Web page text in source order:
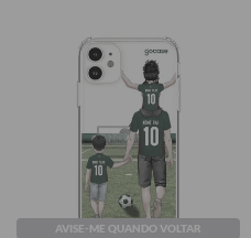
AVISE-ME QUANDO VOLTAR